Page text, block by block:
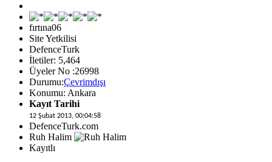
fırtına06
Site Yetkilisi
DefenceTurk
İletiler: 5,464
Üyeler No :26998
Durumu:Çevrimdışı
Konumu: Ankara
Kayıt Tarihi
12 Şubat 2013, 00:04:58
DefenceTurk.com
Ruh Halim
Kayıtlı